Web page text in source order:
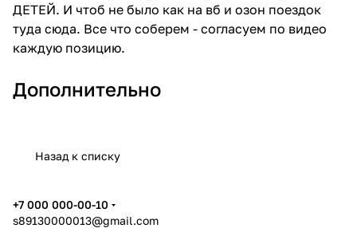
ДЕТЕЙ. И чтоб не было как на вб и озон поездок
туда сюда. Все что соберем - согласуем по видео
каждую позицию.
Дополнительно
Назад к списку
+7 000 000-00-10
s89130000013@gmail.com